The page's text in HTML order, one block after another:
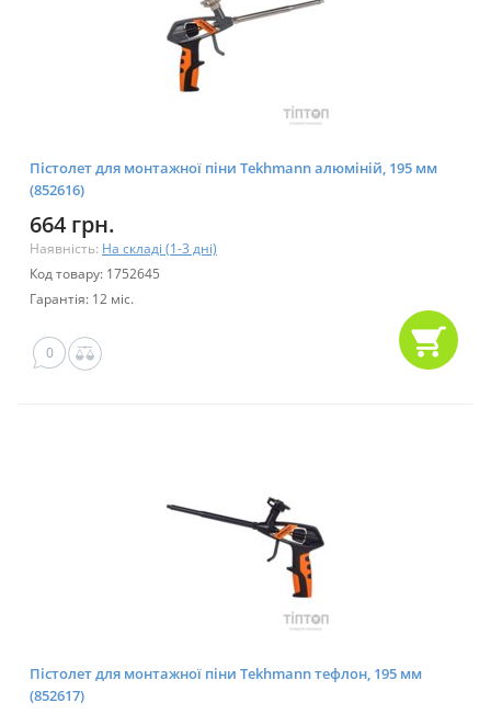
Пістолет для монтажної піни Tekhmann алюміній, 195 мм
(852616)
664 грн.
Наявність: На складі (1-3 дні)
Код товару: 1752645
Гарантія: 12 міс.
0
Пістолет для монтажної піни Tekhmann тефлон, 195 мм
(852617)